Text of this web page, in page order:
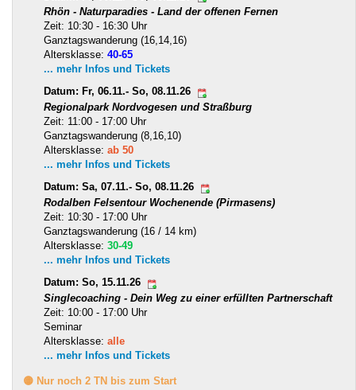
Rhön - Naturparadies - Land der offenen Fernen
Zeit: 10:30 - 16:30 Uhr
Ganztagswanderung (16,14,16)
Altersklasse: 40-65
... mehr Infos und Tickets
Datum: Fr, 06.11.- So, 08.11.26
Regionalpark Nordvogesen und Straßburg
Zeit: 11:00 - 17:00 Uhr
Ganztagswanderung (8,16,10)
Altersklasse: ab 50
... mehr Infos und Tickets
Datum: Sa, 07.11.- So, 08.11.26
Rodalben Felsentour Wochenende (Pirmasens)
Zeit: 10:30 - 17:00 Uhr
Ganztagswanderung (16 / 14 km)
Altersklasse: 30-49
... mehr Infos und Tickets
Datum: So, 15.11.26
Singlecoaching - Dein Weg zu einer erfüllten Partnerschaft
Zeit: 10:00 - 17:00 Uhr
Seminar
Altersklasse: alle
... mehr Infos und Tickets
🟡 Nur noch 2 TN bis zum Start